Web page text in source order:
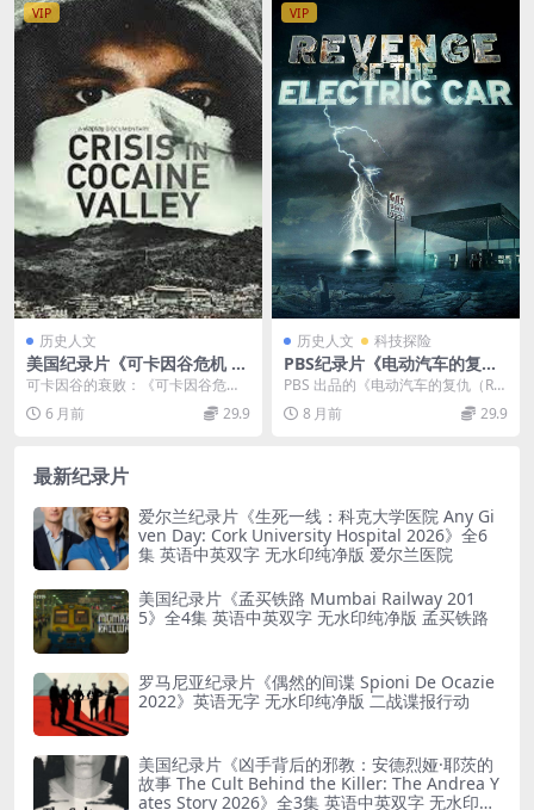
VIP
历史人文
美国纪录片《可卡因谷危机 Cr
isis in Cocaine Valley 202
2》英语中英双字 官方纯净版
1080P/MKV/939M 可卡因谷
可卡因谷的衰败：《可卡因谷危机C
risis in Cocaine Valley ...
6 月前 29.9
VIP
历史人文 科技探险
PBS纪录片《电动汽车的复仇
Revenge Of The Electric Ca
r》英语中英双字 720P/MP4/
G 全球电动车的复苏
PBS 出品的《电动汽车的复仇（Re
venge Of The Electric ...
8 月前 29.9
最新纪录片
爱尔兰纪录片《生死一线：科克大学医院 Any Gi
ven Day: Cork University Hospital 2026》全6
集 英语中英双字 无水印纯净版 爱尔兰医院
美国纪录片《孟买铁路 Mumbai Railway 201
5》全4集 英语中英双字 无水印纯净版 孟买铁路
罗马尼亚纪录片《偶然的间谍 Spioni De Ocazie
2022》英语无字 无水印纯净版 二战谍报行动
美国纪录片《凶手背后的邪教：安德烈娅·耶茨的
故事 The Cult Behind the Killer: The Andrea Y
ates Story 2026》全3集 英语中英双字 无水印纯